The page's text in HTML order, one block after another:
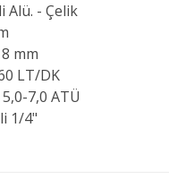
Alü. - Çelik
8 mm
LT/DK
5,0-7,0 ATÜ
1/4"